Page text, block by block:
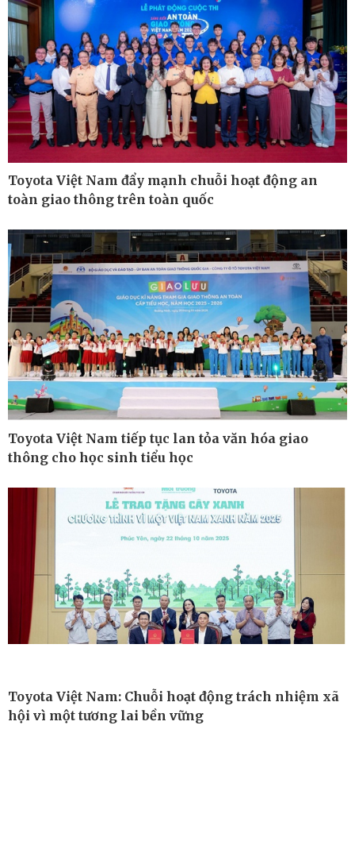
Xe máy
Tư vấn
Thông tin doanh nghiệp
Doanh nghiệp 24h
Doanh nhân
Vì cộng đồng
Công nghệ
Trải nghiệm
Chuyển đổi số
Sức khỏe
Sản phụ khoa
Nhi khoa
Toyota Việt Nam đẩy mạnh chuỗi hoạt động an
toàn giao thông trên toàn quốc
Toyota Việt Nam tiếp tục lan tỏa văn hóa giao
thông cho học sinh tiểu học
Toyota Việt Nam: Chuỗi hoạt động trách nhiệm xã
hội vì một tương lai bền vững